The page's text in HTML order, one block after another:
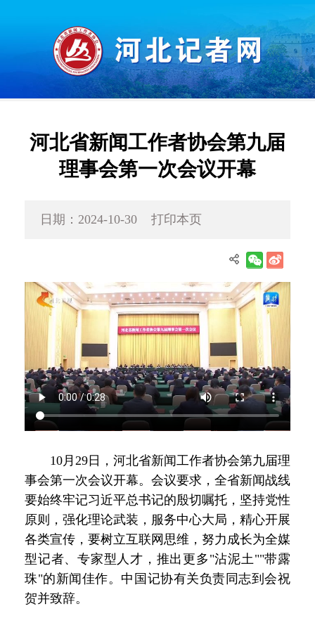
河北省新闻工作者协会第九届
理事会第一次会议开幕
日期：2024-10-30 打印本页
10月29日，河北省新闻工作者协会第九届理
事会第一次会议开幕。会议要求，全省新闻战线
要始终牢记习近平总书记的殷切嘱托，坚持党性
原则，强化理论武装，服务中心大局，精心开展
各类宣传，要树立互联网思维，努力成长为全媒
型记者、专家型人才，推出更多"沾泥土""带露
珠"的新闻佳作。中国记协有关负责同志到会祝
贺并致辞。